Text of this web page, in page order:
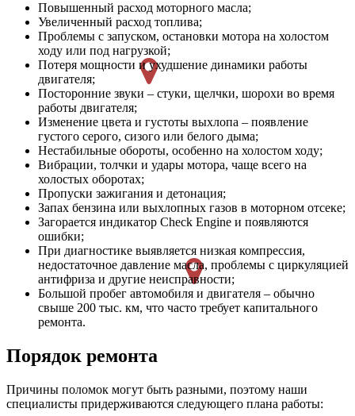
Повышенный расход моторного масла;
Увеличенный расход топлива;
Проблемы с запуском, остановки мотора на холостом
ходу или под нагрузкой;
Потеря мощности и ухудшение динамики работы
двигателя;
Посторонние звуки – стуки, щелчки, шорохи во время
работы двигателя;
Изменение цвета и густоты выхлопа – появление
густого серого, сизого или белого дыма;
Нестабильные обороты, особенно на холостом ходу;
Вибрации, толчки и удары мотора, чаще всего на
холостых оборотах;
Пропуски зажигания и детонация;
Запах бензина или выхлопных газов в моторном отсеке;
Загорается индикатор Check Engine и появляются
ошибки;
При диагностике выявляется низкая компрессия,
недостаточное давление масла, проблемы с циркуляцией
антифриза и другие неисправности;
Большой пробег автомобиля и двигателя – обычно
свыше 200 тыс. км, что часто требует капитального
ремонта.
Порядок ремонта
Причины поломок могут быть разными, поэтому наши
специалисты придерживаются следующего плана работы: